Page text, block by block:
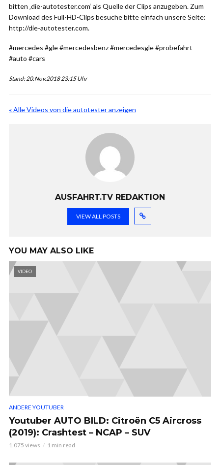
bitten ‚die-autotester.com‘ als Quelle der Clips anzugeben. Zum
Download des Full-HD-Clips besuche bitte einfach unsere Seite:
http://die-autotester.com.
#mercedes #gle #mercedesbenz #mercedesgle #probefahrt
#auto #cars
Stand: 20.Nov.2018 23:15 Uhr
« Alle Videos von die autotester anzeigen
AUSFAHRT.TV REDAKTION
VIEW ALL POSTS
YOU MAY ALSO LIKE
VIDEO
ANDERE YOUTUBER
Youtuber AUTO BILD: Citroën C5 Aircross
(2019): Crashtest – NCAP – SUV
1.075 views 1 min read